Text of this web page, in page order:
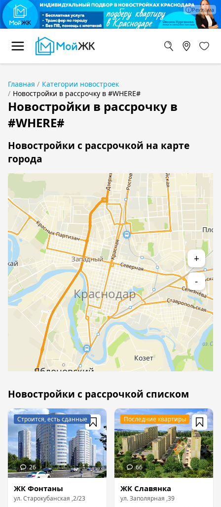
Главная
Категории новостроек
Новостройки в рассрочку в #WHERE#
Новостройки в рассрочку в
#WHERE#
Новостройки с рассрочкой на карте
города
+
-
Новостройки с рассрочкой списком
ЖК Фонтаны
ул.Старокубанская ,2/23
ЖК Славянка
ул.Заполярная ,39